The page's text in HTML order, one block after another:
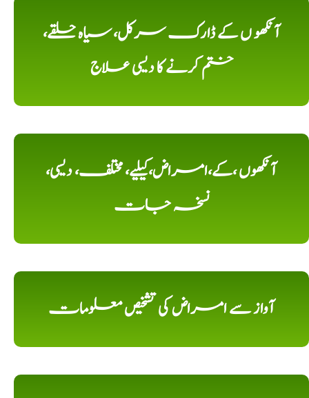
آنکھو ں کے ڈارک سرکل، سیاہ حلقے،
ختم کرنے کا دیسی علاج
آنکھوں ،کے،امراض،کیلیے، مختلف، دیسی،
نسخہ جات
آواز سے امراض کی تشخیص معلومات